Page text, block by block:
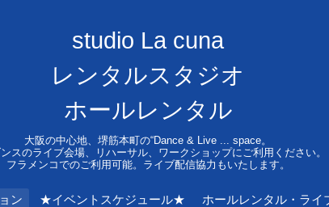
studio La cuna
レンタルスタジオ
ホールレンタル
大阪の中心地、堺筋本町の“Dance & Live ... space。
スのライブ会場、リハーサル、ワークショップにご利用ください。
フラメンコでのご利用可能。ライブ配信協力もいたします。
ン ★イベントスケジュール★
ホールレンタル・ライ